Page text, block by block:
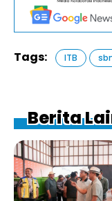
Tags: ITB
Berita